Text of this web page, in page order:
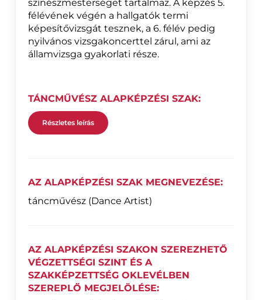
színészmesterséget tartalmaz. A képzés 5.
félévének végén a hallgatók termi
képesítővizsgát tesznek, a 6. félév pedig
nyilvános vizsgakoncerttel zárul, ami az
államvizsga gyakorlati része.
TÁNCMŰVÉSZ ALAPKÉPZÉSI SZAK:
Részletes leírás
AZ ALAPKÉPZÉSI SZAK MEGNEVEZÉSE:
táncművész (Dance Artist)
AZ ALAPKÉPZÉSI SZAKON SZEREZHETŐ
VÉGZETTSÉGI SZINT ÉS A
SZAKKÉPZETTSÉG OKLEVÉLBEN
SZEREPLŐ MEGJELÖLÉSE: